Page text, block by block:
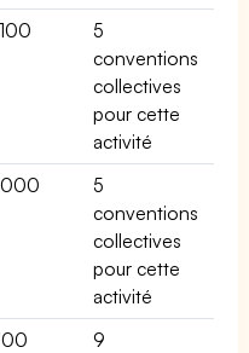
5
conventions
collectives
pour cette
activité
5
conventions
collectives
pour cette
activité
9